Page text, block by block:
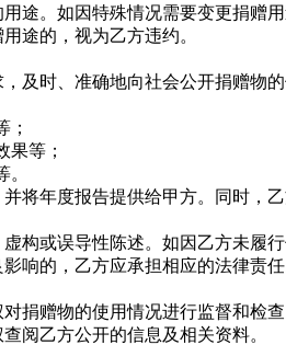
途。如因特殊情况需要变更捐赠
途的，视为乙方违约。
及时、准确地向社会公开捐赠物
；
果等；
将年度报告提供给甲方。同时，
构或误导性陈述。如因乙方未履
响的，乙方应承担相应的法律责任
捐赠物的使用情况进行监督和检查
阅乙方公开的信息及相关资料。